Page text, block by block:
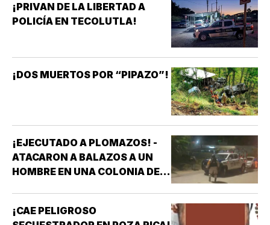
¡PRIVAN DE LA LIBERTAD A
POLICÍA EN TECOLUTLA!
¡DOS MUERTOS POR “PIPAZO”!
¡EJECUTADO A PLOMAZOS! -
ATACARON A BALAZOS A UN
HOMBRE EN UNA COLONIA DE
¡CAE PELIGROSO